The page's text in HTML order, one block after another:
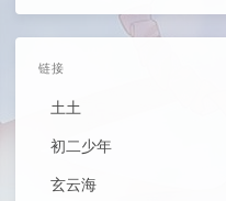
链接
土土
初二少年
玄云海